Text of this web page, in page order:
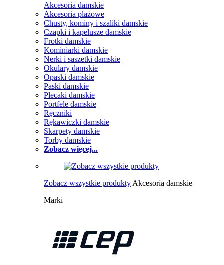
Akcesoria damskie
Akcesoria plażowe
Chusty, kominy i szaliki damskie
Czapki i kapelusze damskie
Frotki damskie
Kominiarki damskie
Nerki i saszetki damskie
Okulary damskie
Opaski damskie
Paski damskie
Plecaki damskie
Portfele damskie
Ręczniki
Rękawiczki damskie
Skarpety damskie
Torby damskie
Zobacz więcej...
Zobacz wszystkie produkty Akcesoria damskie
Marki